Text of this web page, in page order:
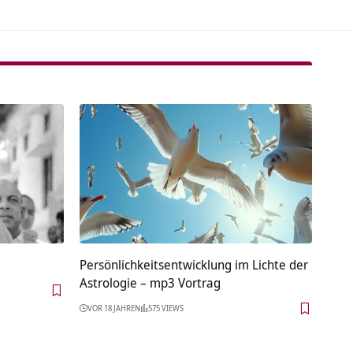
Persönlichkeitsentwicklung im Lichte der
Astrologie – mp3 Vortrag
VOR 18 JAHREN 575 VIEWS